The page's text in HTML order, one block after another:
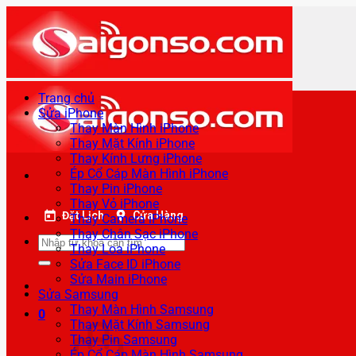
qua
nội
dung
Đặt Lịch Cửa Hàng
Tìm
kiếm:
0
Trang chủ
Sửa iPhone
Thay Màn Hình iPhone
Thay Mặt Kính iPhone
Thay Kính Lưng iPhone
Ép Cổ Cáp Màn Hình iPhone
Thay Pin iPhone
Thay Vỏ iPhone
Thay Camera iPhone
Thay Chân Sạc iPhone
Thay Loa iPhone
Sửa Face ID iPhone
Sửa Main iPhone
Sửa Samsung
Thay Màn Hình Samsung
Thay Mặt Kính Samsung
Thay Pin Samsung